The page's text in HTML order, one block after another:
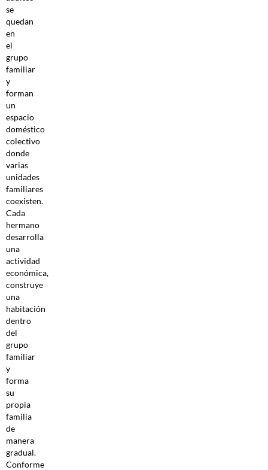
se
quedan
en
el
grupo
familiar
y
forman
un
espacio
doméstico
colectivo
donde
varias
unidades
familiares
coexisten.
Cada
hermano
desarrolla
una
actividad
económica,
construye
una
habitación
dentro
del
grupo
familiar
y
forma
su
propia
familia
de
manera
gradual.
Conforme